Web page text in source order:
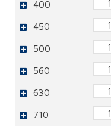
400
450
500
560
630
710